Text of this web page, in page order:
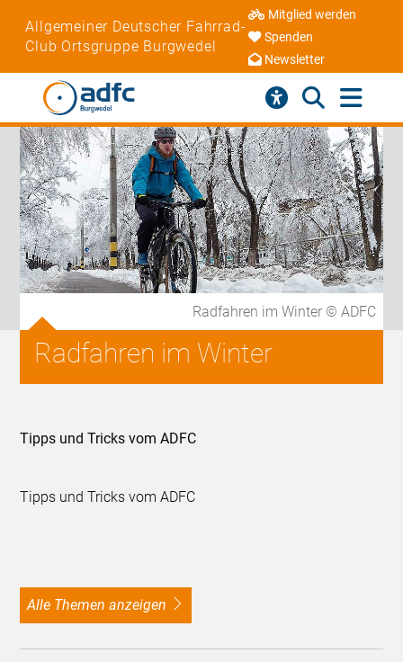
Allgemeiner Deutscher Fahrrad-
Club Ortsgruppe Burgwedel
Mitglied werden
Spenden
Newsletter
Radfahren im Winter © ADFC
Radfahren im Winter
Tipps und Tricks vom ADFC
Tipps und Tricks vom ADFC
alle Themen anzeigen